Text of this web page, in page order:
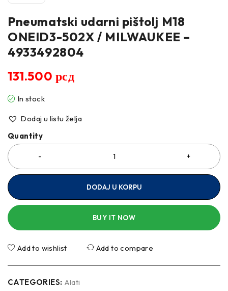
Pneumatski udarni pištolj M18
ONEID3-502X / MILWAUKEE –
4933492804
131.500 рсд
In stock
Dodaj u listu želja
Quantity
DODAJ U KORPU
BUY IT NOW
Add to wishlist Add to compare
CATEGORIES: Alati